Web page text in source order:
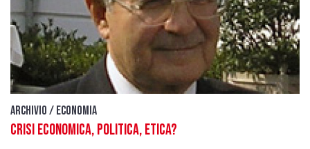
Archivio / Economia
Crisi economica, politica, etica?